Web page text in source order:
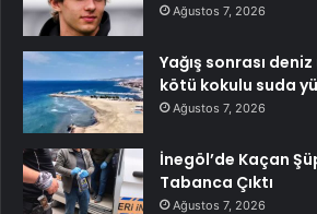
Ağustos 7, 2026
Yağış sonrası deniz
kötü kokulu suda
Ağustos 7, 2026
İnegöl’de Kaçan
Tabanca Çıktı
Ağustos 7, 2026